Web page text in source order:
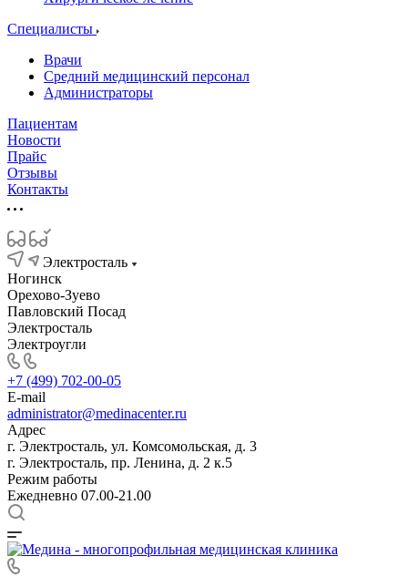
Специалисты
Врачи
Средний медицинский персонал
Администраторы
Пациентам
Новости
Прайс
Отзывы
Контакты
Электросталь
Ногинск
Орехово-Зуево
Павловский Посад
Электросталь
Электроугли
+7 (499) 702-00-05
E-mail
administrator@medinacenter.ru
Адрес
г. Электросталь, ул. Комсомольская, д. 3
г. Электросталь, пр. Ленина, д. 2 к.5
Режим работы
Ежедневно 07.00-21.00